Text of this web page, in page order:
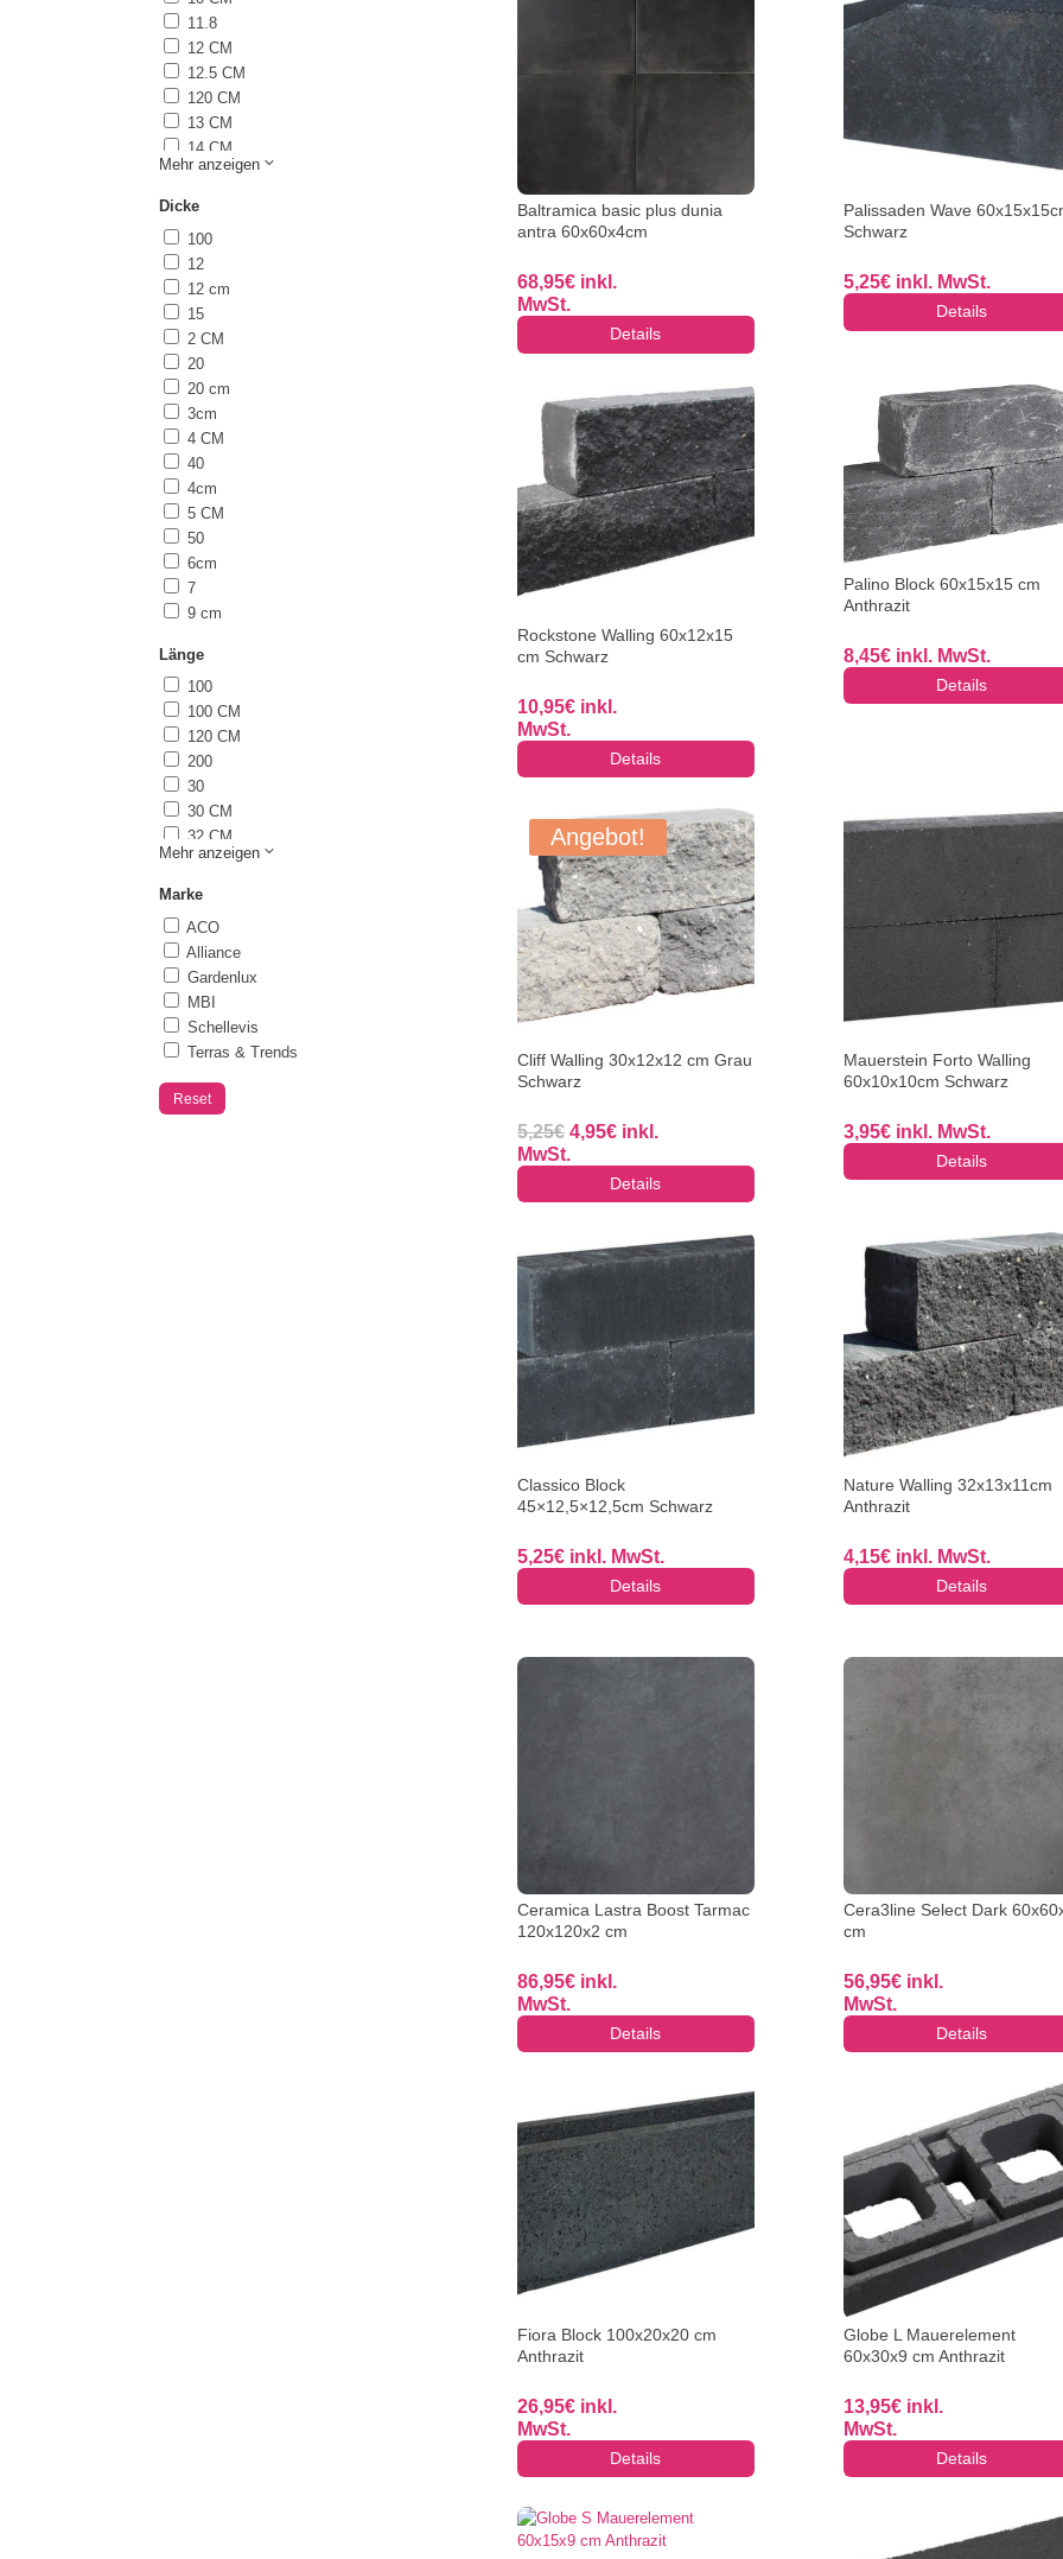
11.8
12 CM
12.5 CM
120 CM
13 CM
14 CM
15
20 CM
30
30 CM
37
40
45 CM
50
60
60 CM
80
Mehr anzeigen
Dicke
100
12
12 cm
15
2 CM
20
20 cm
3cm
4 CM
40
4cm
5 CM
50
6cm
7
9 cm
Länge
100
100 CM
120 CM
200
30
30 CM
32 CM
40 CM
45 CM
50
50 CM
60
60 CM
60/60
7
75
80
Mehr anzeigen
Marke
ACO
Alliance
Gardenlux
MBI
Schellevis
Terras & Trends
Reset
Baltramica basic plus dunia
antra 60x60x4cm
68,95€ inkl.
MwSt.
Details
Palissaden Wave
Schwarz
5,25€ inkl. MwSt.
Details
Rockstone Walling 60x12x15
cm Schwarz
10,95€ inkl.
MwSt.
Details
Palino Block 60x15x15 cm
Anthrazit
8,45€ inkl. MwSt.
Details
Angebot!
Cliff Walling 30x12x12 cm Grau
Schwarz
5,25€ Ursprünglicher
5,25€
4,95€Aktueller
ist:
4,95€.
inkl.
MwSt.
Details
Mauerstein Forto Walling
60x10x10cm Schwarz
3,95€ inkl. MwSt.
Details
Classico Block
45×12,5×12,5cm Schwarz
5,25€ inkl. MwSt.
Details
Nature Walling 32x13x11cm
Anthrazit
4,15€ inkl. MwSt.
Details
Ceramica Lastra Boost Tarmac
120x120x2 cm
86,95€ inkl.
MwSt.
Details
Cera3line Select Dark
cm
56,95€ inkl.
MwSt.
Details
Fiora Block 100x20x20 cm
Anthrazit
26,95€ inkl.
MwSt.
Details
Globe L Mauerelement
60x30x9 cm Anthrazit
13,95€ inkl.
MwSt.
Details